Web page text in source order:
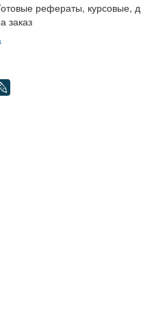
рефераты, курсовые,
заказ